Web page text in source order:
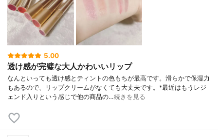
5.00
透け感が完璧な大人かわいいリップ
なんといっても透け感とティントの色もちが最高です。滑らかで保湿力
もあるので、リップクリームがなくても大丈夫です。*最近はもうレジ
ェンド入りという感じで他の商品の…続きを見る